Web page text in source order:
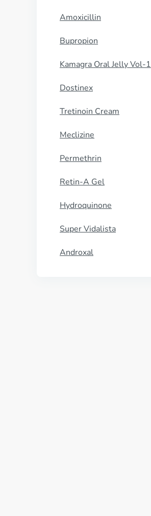
Amoxicillin
Bupropion
Kamagra Oral Jelly Vol-1
Dostinex
Tretinoin Cream
Meclizine
Permethrin
Retin-A Gel
Hydroquinone
Super Vidalista
Androxal